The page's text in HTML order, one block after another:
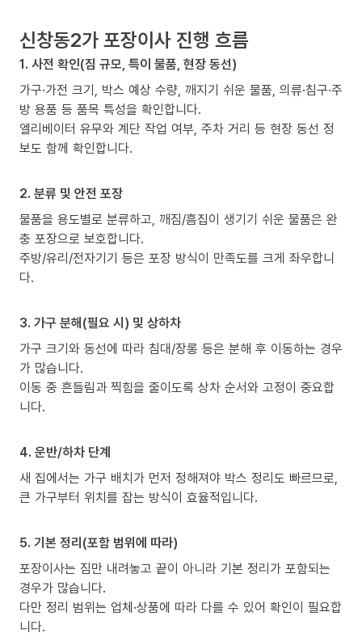
신창동2가 포장이사 진행 흐름
1. 사전 확인(짐 규모, 특이 물품, 현장 동선)
가구·가전 크기, 박스 예상 수량, 깨지기 쉬운 물품, 의류·침구·주
방 용품 등 품목 특성을 확인합니다.
엘리베이터 유무와 계단 작업 여부, 주차 거리 등 현장 동선 정
보도 함께 확인합니다.
2. 분류 및 안전 포장
물품을 용도별로 분류하고, 깨짐/흠집이 생기기 쉬운 물품은 완
충 포장으로 보호합니다.
주방/유리/전자기기 등은 포장 방식이 만족도를 크게 좌우합니
다.
3. 가구 분해(필요 시) 및 상하차
가구 크기와 동선에 따라 침대/장롱 등은 분해 후 이동하는 경우
가 많습니다.
이동 중 흔들림과 찍힘을 줄이도록 상차 순서와 고정이 중요합
니다.
4. 운반/하차 단계
새 집에서는 가구 배치가 먼저 정해져야 박스 정리도 빠르므로,
큰 가구부터 위치를 잡는 방식이 효율적입니다.
5. 기본 정리(포함 범위에 따라)
포장이사는 짐만 내려놓고 끝이 아니라 기본 정리가 포함되는
경우가 많습니다.
다만 정리 범위는 업체·상품에 따라 다를 수 있어 확인이 필요합
니다.